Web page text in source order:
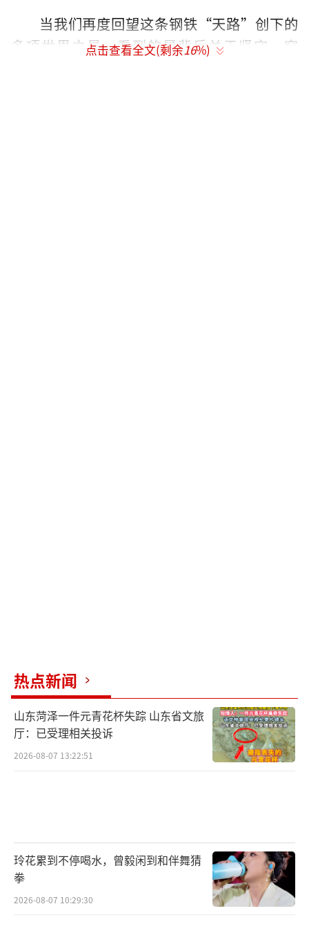
当我们再度回望这条钢铁“天路”创下的
多项世界之最，看到的是背后关于坚守、突
点击查看全文(剩余16%)
热点新闻
山东菏泽一件元青花杯失踪 山东省文旅
厅：已受理相关投诉
2026-08-07 13:22:51
玲花累到不停喝水，曾毅闲到和伴舞猜
拳
2026-08-07 10:29:30